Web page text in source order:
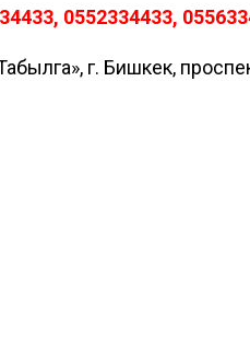
0552334433,
г. Бишкек,